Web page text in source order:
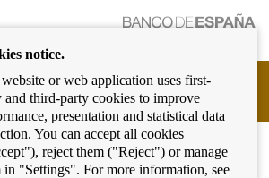
guardia ante el fraude!
notice.
or web application uses first-
and third-party cookies to improve
presentation and statistical data
You can accept all cookies
reject them ("Reject") or manage
in "Settings". For more information, see